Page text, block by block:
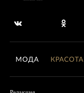
МОДА КРАСОТА